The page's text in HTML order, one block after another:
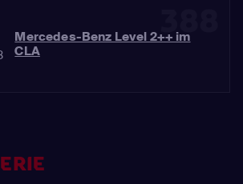
388
Mercedes-Benz Level 2++ im
CLA